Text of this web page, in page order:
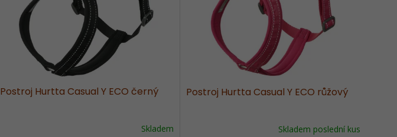
Postroj Hurtta Casual Y ECO černý
Skladem
Postroj Hurtta Casual Y ECO růžový
Skladem poslední kus